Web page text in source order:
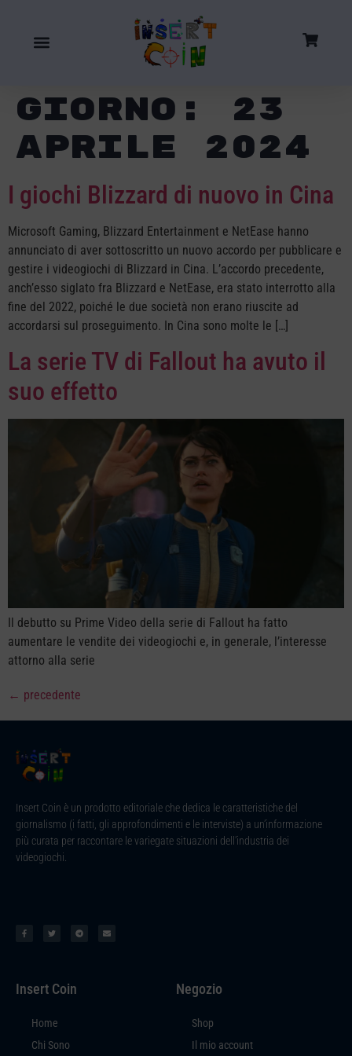
Giorno: 23
Aprile 2024
I giochi Blizzard di nuovo in Cina
Microsoft Gaming, Blizzard Entertainment e NetEase hanno
annunciato di aver sottoscritto un nuovo accordo per pubblicare e
gestire i videogiochi di Blizzard in Cina. L’accordo precedente,
anch’esso siglato fra Blizzard e NetEase, era stato interrotto alla
fine del 2022, poiché le due società non erano riuscite ad
accordarsi sul proseguimento. In Cina sono molte le […]
La serie TV di Fallout ha avuto il
suo effetto
Il debutto su Prime Video della serie di Fallout ha fatto
aumentare le vendite dei videogiochi e, in generale, l’interesse
attorno alla serie
← precedente
Insert Coin è un prodotto editoriale che dedica le caratteristiche del
giornalismo (i fatti, gli approfondimenti e le interviste) a un’informazione
più curata per raccontare le variegate situazioni dell’industria dei
videogiochi.
Insert Coin
Home
Chi Sono
Negozio
Shop
Il mio account